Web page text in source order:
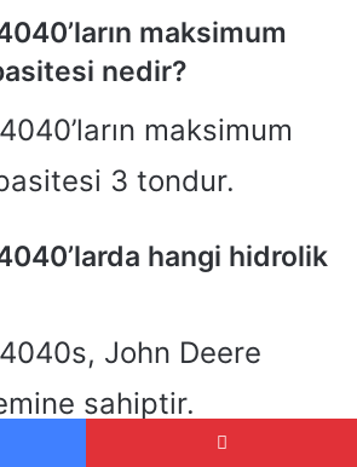
maksimum
nedir?
maksimum
3 tondur.
hangi hidrolik
John Deere
sahiptir.